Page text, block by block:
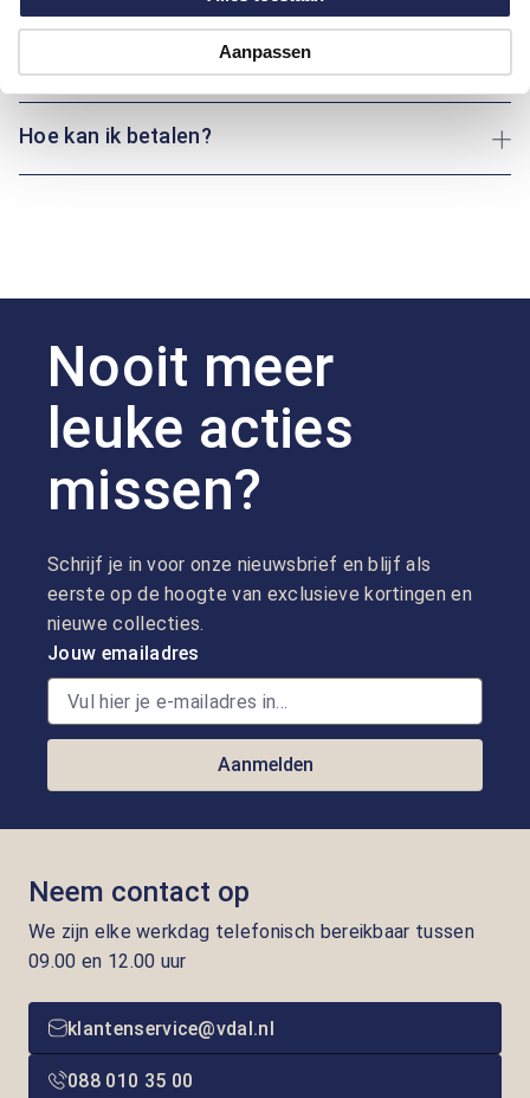
Aanpassen
Hoe kan ik betalen?
Nooit meer
leuke acties
missen?
Schrijf je in voor onze nieuwsbrief en blijf als
eerste op de hoogte van exclusieve kortingen en
nieuwe collecties.
Jouw emailadres
Aanmelden
Neem contact op
We zijn elke werkdag telefonisch bereikbaar tussen
09.00 en 12.00 uur
klantenservice@vdal.nl
088 010 35 00